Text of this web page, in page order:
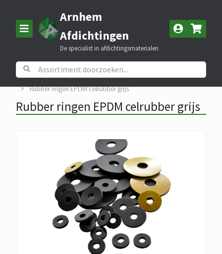
Arnhem
Afdichtingen
De specialist in afdichtingsmaterialen
Home Assortiment
EPDM celrubber
Rubber ringen EPDM celrubber grijs
Rubber ringen EPDM celrubber grijs